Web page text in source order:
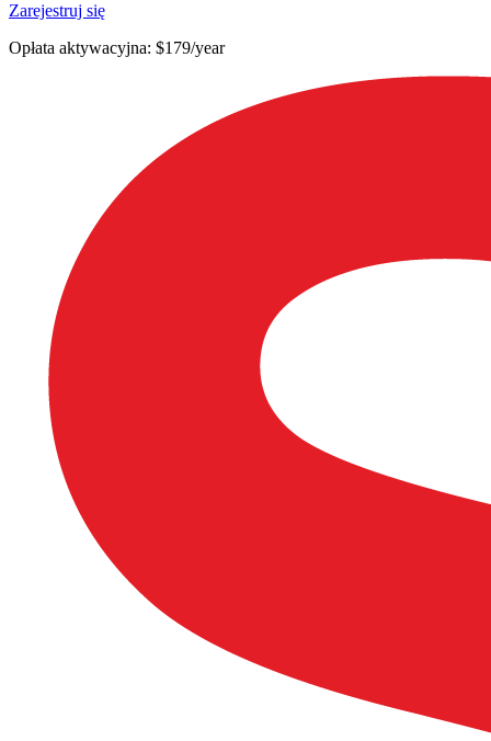
Zarejestruj się
Opłata aktywacyjna: $179/year